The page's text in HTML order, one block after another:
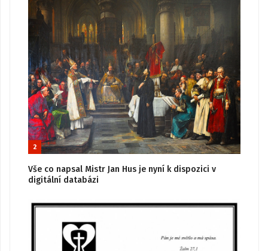
2
Vše co napsal Mistr Jan Hus je nyní k dispozici v
digitální databázi